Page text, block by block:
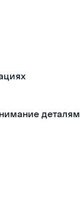
деталям